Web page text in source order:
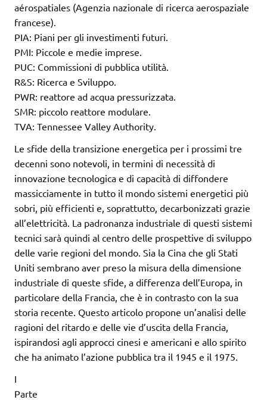
aérospatiales (Agenzia nazionale di ricerca aerospaziale
francese).
PIA: Piani per gli investimenti futuri.
PMI: Piccole e medie imprese.
PUC: Commissioni di pubblica utilità.
R&S: Ricerca e Sviluppo.
PWR: reattore ad acqua pressurizzata.
SMR: piccolo reattore modulare.
TVA: Tennessee Valley Authority.
Le sfide della transizione energetica per i prossimi tre
decenni sono notevoli, in termini di necessità di
innovazione tecnologica e di capacità di diffondere
massicciamente in tutto il mondo sistemi energetici più
sobri, più efficienti e, soprattutto, decarbonizzati grazie
all’elettricità. La padronanza industriale di questi sistemi
tecnici sarà quindi al centro delle prospettive di sviluppo
delle varie regioni del mondo. Sia la Cina che gli Stati
Uniti sembrano aver preso la misura della dimensione
industriale di queste sfide, a differenza dell’Europa, in
particolare della Francia, che è in contrasto con la sua
storia recente. Questo articolo propone un’analisi delle
ragioni del ritardo e delle vie d’uscita della Francia,
ispirandosi agli approcci cinesi e americani e allo spirito
che ha animato l’azione pubblica tra il 1945 e il 1975.
I
Parte